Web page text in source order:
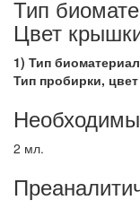
Тип
Цвет
1) Тип
Тип пробирки,
2 мл.